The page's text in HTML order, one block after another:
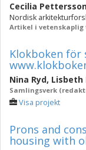
Cecilia
Nordisk
Artikel i
Klokboken
Nina Ryd, Lisbeth
Samlingsverk
Visa projekt
Prons and
housing with